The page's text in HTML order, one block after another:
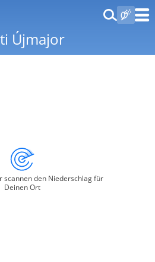
Újmajor
scannen den Niederschlag für
Deinen Ort